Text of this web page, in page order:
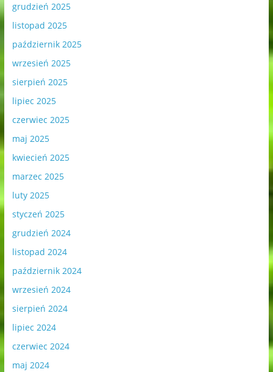
grudzień 2025
listopad 2025
październik 2025
wrzesień 2025
sierpień 2025
lipiec 2025
czerwiec 2025
maj 2025
kwiecień 2025
marzec 2025
luty 2025
styczeń 2025
grudzień 2024
listopad 2024
październik 2024
wrzesień 2024
sierpień 2024
lipiec 2024
czerwiec 2024
maj 2024